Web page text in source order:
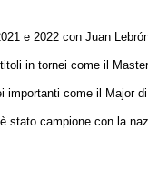
e 2022 con Juan
in tornei come il
importanti come il Major
stato campione con la